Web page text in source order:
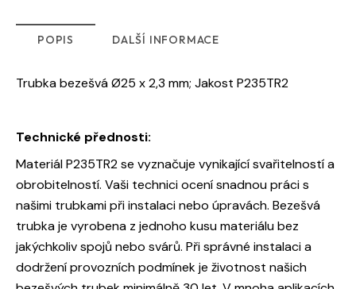
POPIS DALŠÍ INFORMACE
Trubka bezešvá Ø25 x 2,3 mm; Jakost P235TR2
Technické přednosti:
Materiál P235TR2 se vyznačuje vynikající svařitelností a
obrobitelností. Vaši technici ocení snadnou práci s
našimi trubkami při instalaci nebo úpravách. Bezešvá
trubka je vyrobena z jednoho kusu materiálu bez
jakýchkoliv spojů nebo svárů. Při správné instalaci a
dodržení provozních podmínek je životnost našich